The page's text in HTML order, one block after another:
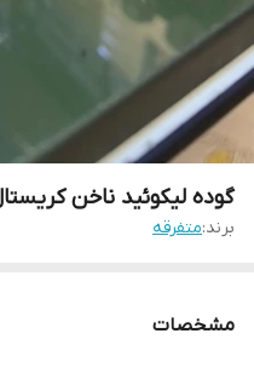
گوده لیکوئید ناخن
برند:متفرقه
مشخصات